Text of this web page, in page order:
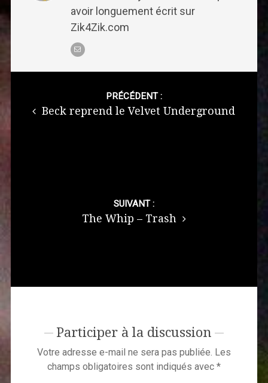
avoir longuement écrit sur
Zik4Zik.com
PRÉCÉDENT :
Beck reprend le Velvet Underground
SUIVANT :
The Whip – Trash
Participer à la discussion
Votre adresse e-mail ne sera pas publiée. Les
champs obligatoires sont indiqués avec *